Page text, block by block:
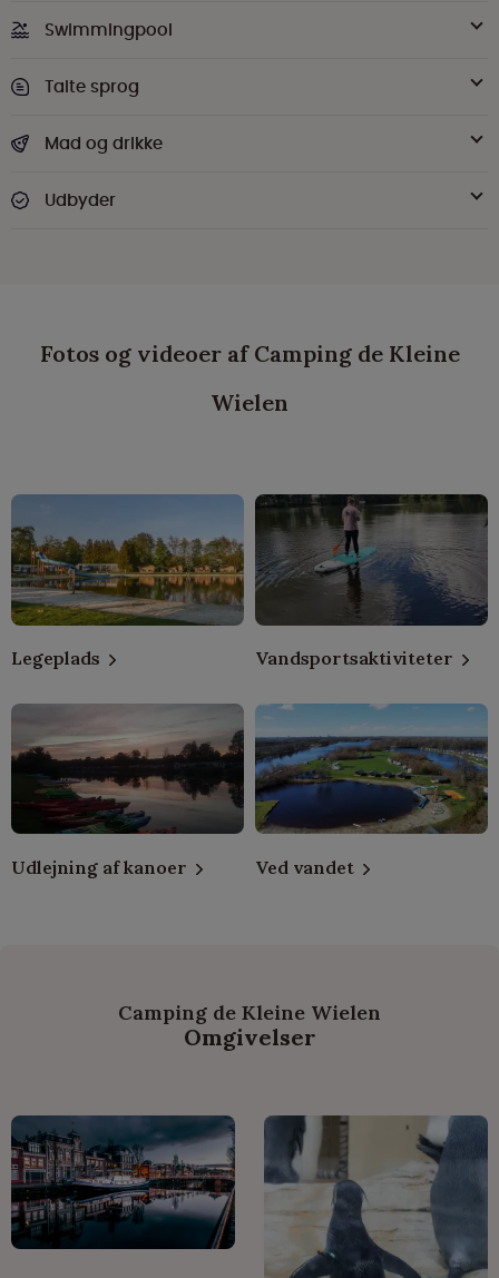
Swimmingpool
Talte sprog
Mad og drikke
Udbyder
Fotos og videoer af Camping de Kleine
Wielen
Legeplads Vandsportsaktiviteter
Udlejning af kanoer Ved vandet
Camping de Kleine Wielen
Omgivelser